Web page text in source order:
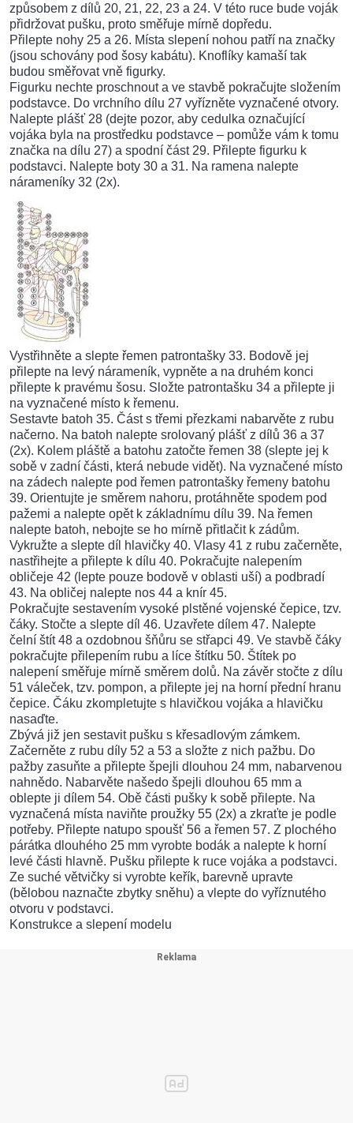
způsobem z dílů 20, 21, 22, 23 a 24. V této ruce bude voják
přidržovat pušku, proto směřuje mírně dopředu.
Přilepte nohy 25 a 26. Místa slepení nohou patří na značky
(jsou schovány pod šosy kabátu). Knoflíky kamaší tak
budou směřovat vně figurky.
Figurku nechte proschnout a ve stavbě pokračujte složením
podstavce. Do vrchního dílu 27 vyřízněte vyznačené otvory.
Nalepte plášť 28 (dejte pozor, aby cedulka označující
vojáka byla na prostředku podstavce – pomůže vám k tomu
značka na dílu 27) a spodní část 29. Přilepte figurku k
podstavci. Nalepte boty 30 a 31. Na ramena nalepte
nárameníky 32 (2x).
Vystřihněte a slepte řemen patrontašky 33. Bodově jej
přilepte na levý nárameník, vypněte a na druhém konci
přilepte k pravému šosu. Složte patrontašku 34 a přilepte ji
na vyznačené místo k řemenu.
Sestavte batoh 35. Část s třemi přezkami nabarvěte z rubu
načerno. Na batoh nalepte srolovaný plášť z dílů 36 a 37
(2x). Kolem pláště a batohu zatočte řemen 38 (slepte jej k
sobě v zadní části, která nebude vidět). Na vyznačené místo
na zádech nalepte pod řemen patrontašky řemeny batohu
39. Orientujte je směrem nahoru, protáhněte spodem pod
pažemi a nalepte opět k základnímu dílu 39. Na řemen
nalepte batoh, nebojte se ho mírně přitlačit k zádům.
Vykružte a slepte díl hlavičky 40. Vlasy 41 z rubu začerněte,
nastřihejte a přilepte k dílu 40. Pokračujte nalepením
obličeje 42 (lepte pouze bodově v oblasti uší) a podbradí
43. Na obličej nalepte nos 44 a knír 45.
Pokračujte sestavením vysoké plstěné vojenské čepice, tzv.
čáky. Stočte a slepte díl 46. Uzavřete dílem 47. Nalepte
čelní štít 48 a ozdobnou šňůru se střapci 49. Ve stavbě čáky
pokračujte přilepením rubu a líce štítku 50. Štítek po
nalepení směřuje mírně směrem dolů. Na závěr stočte z dílu
51 váleček, tzv. pompon, a přilepte jej na horní přední hranu
čepice. Čáku zkompletujte s hlavičkou vojáka a hlavičku
nasaďte.
Zbývá již jen sestavit pušku s křesadlovým zámkem.
Začerněte z rubu díly 52 a 53 a složte z nich pažbu. Do
pažby zasuňte a přilepte špejli dlouhou 24 mm, nabarvenou
nahnědo. Nabarvěte našedo špejli dlouhou 65 mm a
oblepte ji dílem 54. Obě části pušky k sobě přilepte. Na
vyznačená místa naviňte proužky 55 (2x) a zkraťte je podle
potřeby. Přilepte natupo spoušť 56 a řemen 57. Z plochého
párátka dlouhého 25 mm vyrobte bodák a nalepte k horní
levé části hlavně. Pušku přilepte k ruce vojáka a podstavci.
Ze suché větvičky si vyrobte keřík, barevně upravte
(bělobou naznačte zbytky sněhu) a vlepte do vyříznutého
otvoru v podstavci.
Konstrukce a slepení modelu